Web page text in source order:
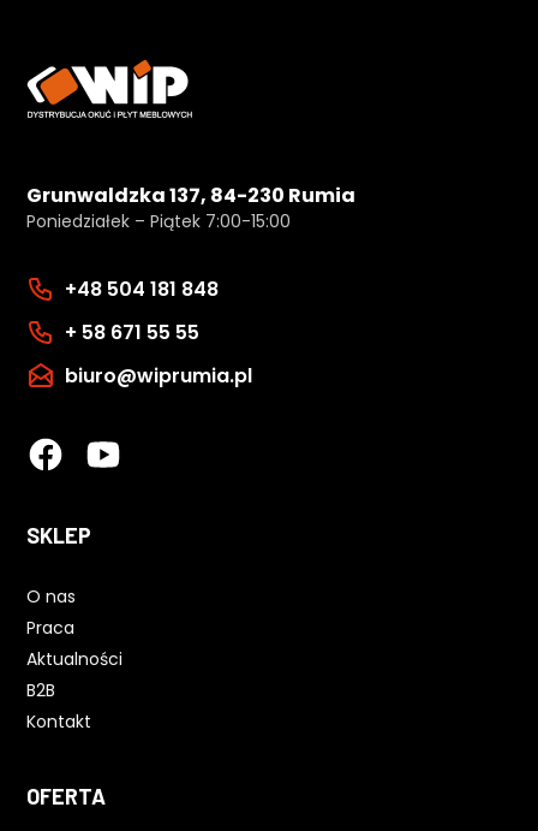
Grunwaldzka 137, 84-230 Rumia
Poniedziałek – Piątek 7:00-15:00
+48 504 181 848
+ 58 671 55 55
biuro@wiprumia.pl
SKLEP
O nas
Praca
Aktualności
B2B
Kontakt
OFERTA